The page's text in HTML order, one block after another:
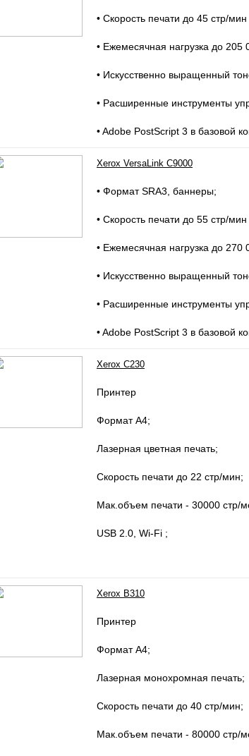
• Скорость печати до 45 стр/мин
• Ежемесячная нагрузка до 205
• Искусственно выращенный
• Расширенные инструменты
• Adobe PostScript 3 в базовой
Xerox VersaLink C9000
• Формат SRA3, баннеры;
• Скорость печати до 55 стр/мин
• Ежемесячная нагрузка до 270
• Искусственно выращенный
• Расширенные инструменты
• Adobe PostScript 3 в базовой
Xerox С230
Принтер
Формат А4;
Лазерная цветная печать;
Скорость печати до 22 стр/мин;
Мак.объем печати - 30000 стр/
USB 2.0, Wi-Fi ;
Xerox B310
Принтер
Формат А4;
Лазерная монохромная печать;
Скорость печати до 40 стр/мин;
Мак.объем печати - 80000 стр/